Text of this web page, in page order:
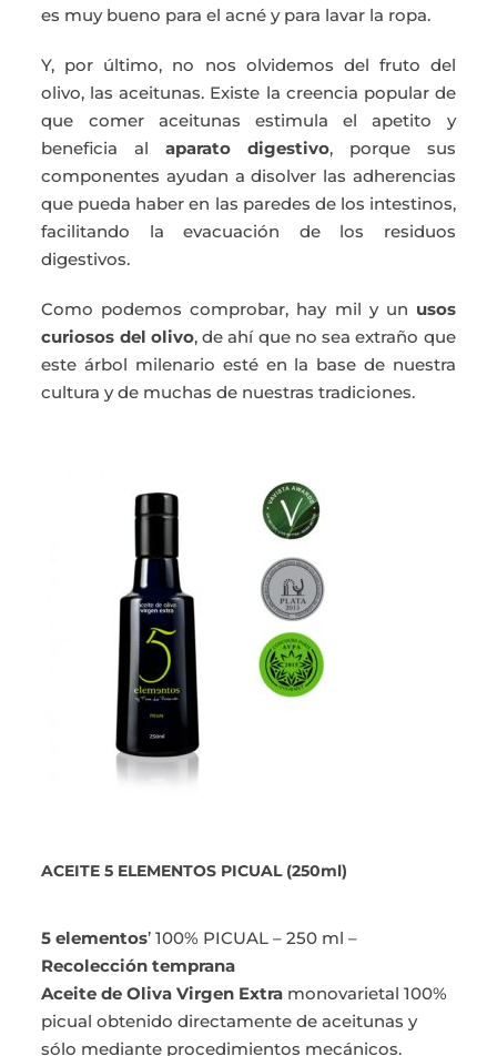
es muy bueno para el acné y para lavar la ropa.
Y, por último, no nos olvidemos del fruto del
olivo, las aceitunas. Existe la creencia popular de
que comer aceitunas estimula el apetito y
beneficia alaparato digestivo, porque sus
componentes ayudan a disolver las adherencias
que pueda haber en las paredes de los intestinos,
facilitando la evacuación de los residuos
digestivos.
Como podemos comprobar, hay mil y un usos
curiosos del olivo, de ahí que no sea extraño que
este árbol milenario esté en la base de nuestra
cultura y de muchas de nuestras tradiciones.
ACEITE 5 ELEMENTOS PICUAL (250ml)
5 elementos’ 100% PICUAL – 250 ml –
Recolección temprana
Aceite de Oliva Virgen Extra monovarietal 100%
picual obtenido directamente de aceitunas y
sólo mediante procedimientos mecánicos.